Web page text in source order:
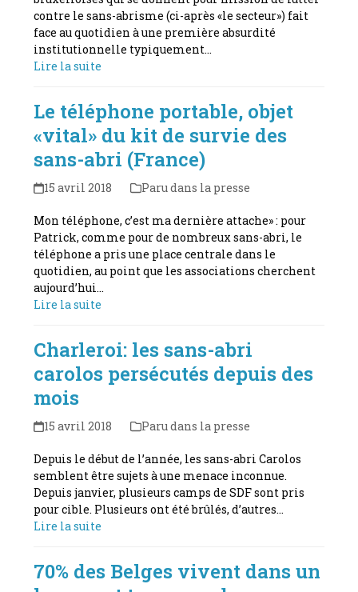
contre le sans-abrisme (ci-après «le secteur») fait
face au quotidien à une première absurdité
institutionnelle typiquement…
Lire la suite
Le téléphone portable, objet
«vital» du kit de survie des
sans-abri (France)
15 avril 2018 Paru dans la presse
Mon téléphone, c’est ma dernière attache» : pour
Patrick, comme pour de nombreux sans-abri, le
téléphone a pris une place centrale dans le
quotidien, au point que les associations cherchent
aujourd’hui…
Lire la suite
Charleroi: les sans-abri
carolos persécutés depuis des
mois
15 avril 2018 Paru dans la presse
Depuis le début de l’année, les sans-abri Carolos
semblent être sujets à une menace inconnue.
Depuis janvier, plusieurs camps de SDF sont pris
pour cible. Plusieurs ont été brûlés, d’autres…
Lire la suite
70% des Belges vivent dans un